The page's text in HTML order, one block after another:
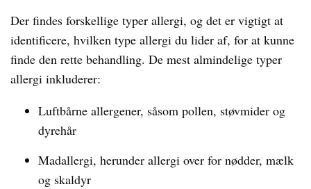
Der findes forskellige typer allergi, og det er vigtigt at
identificere, hvilken type allergi du lider af, for at kunne
finde den rette behandling. De mest almindelige typer
allergi inkluderer:
Luftbårne allergener, såsom pollen, støvmider og
dyrehår
Madallergi, herunder allergi over for nødder, mælk
og skaldyr